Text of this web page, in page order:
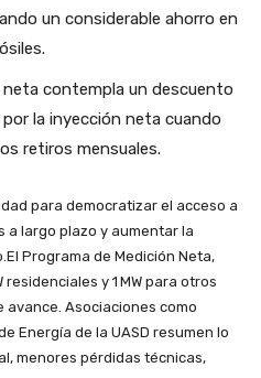
un considerable ahorro en
neta contempla un descuento
la inyección neta cuando
retiros mensuales.
para democratizar el acceso a
a largo plazo y aumentar la
Programa de Medición Neta,
y 1 MW para otros
avance. Asociaciones como
Energía de la UASD resumen lo
menores pérdidas técnicas,